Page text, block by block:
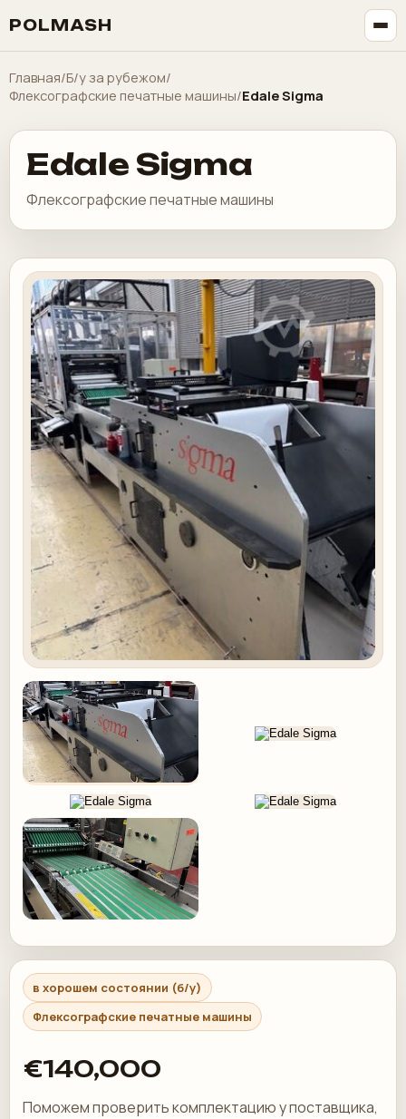
POLMASH
Главная/Б/у за рубежом/
Флексографские печатные машины/Edale Sigma
Edale Sigma
Флексографские печатные машины
в хорошем состоянии (б/у)
Флексографские печатные машины
€140,000
Поможем проверить комплектацию у поставщика,